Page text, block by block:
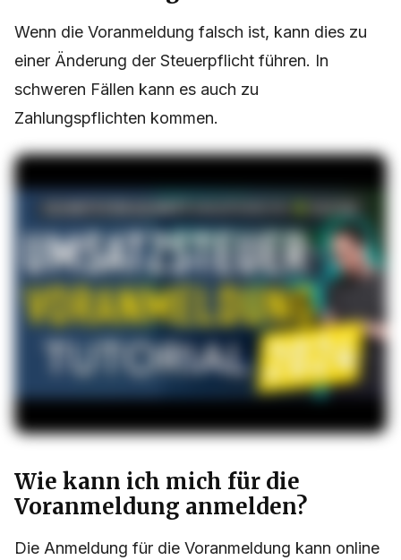
Wenn die Voranmeldung falsch ist, kann dies zu
einer Änderung der Steuerpflicht führen. In
schweren Fällen kann es auch zu
Zahlungspflichten kommen.
Wie kann ich mich für die
Voranmeldung anmelden?
Die Anmeldung für die Voranmeldung kann online